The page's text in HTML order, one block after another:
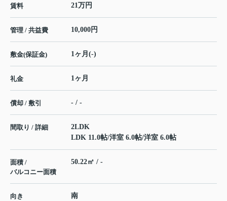
賃料 21万円
管理 / 共益費 10,000円
敷金(保証金) 1ヶ月(-)
礼金 1ヶ月
償却 / 敷引 - / -
間取り / 詳細
2LDK
LDK 11.0帖/洋室 6.0帖/洋室 6.0帖
面積 /
バルコニー面積
50.22㎡ / -
向き 南